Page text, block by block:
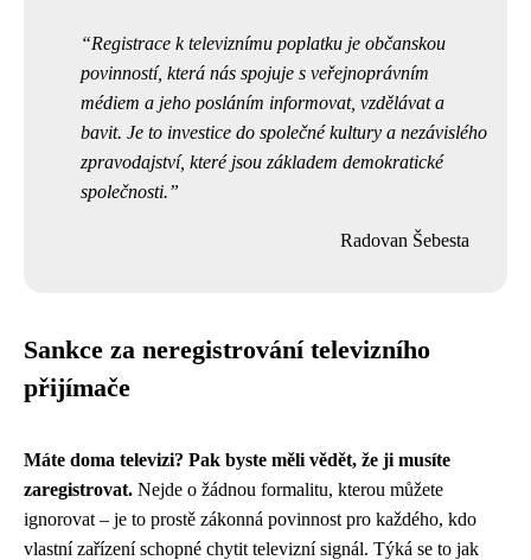
Registrace k televiznímu poplatku je občanskou
povinností, která nás spojuje s veřejnoprávním
médiem a jeho posláním informovat, vzdělávat a
bavit. Je to investice do společné kultury a nezávislého
zpravodajství, které jsou základem demokratické
společnosti.
Radovan Šebesta
Sankce za neregistrování televizního
přijímače
Máte doma televizi? Pak byste měli vědět, že ji musíte
zaregistrovat. Nejde o žádnou formalitu, kterou můžete
ignorovat – je to prostě zákonná povinnost pro každého, kdo
vlastní zařízení schopné chytit televizní signál. Týká se to jak